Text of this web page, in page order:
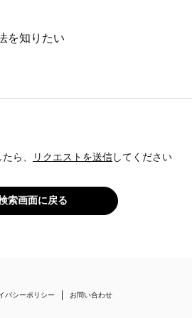
を知りたい
ら、 リクエストを送信してください
索画面に戻る
バシーポリシー お問い合わせ